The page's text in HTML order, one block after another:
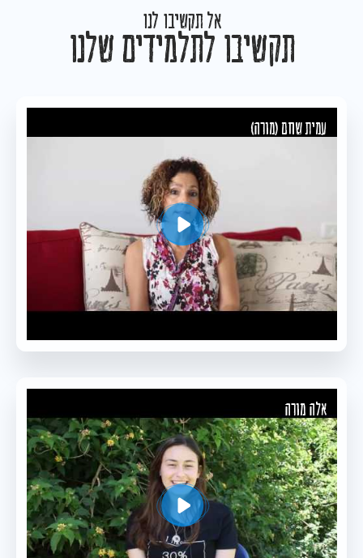
אל תקשיבו לנו
תקשיבו לתלמידים שלנו
עמית שחם (מורה)
אלה מורה